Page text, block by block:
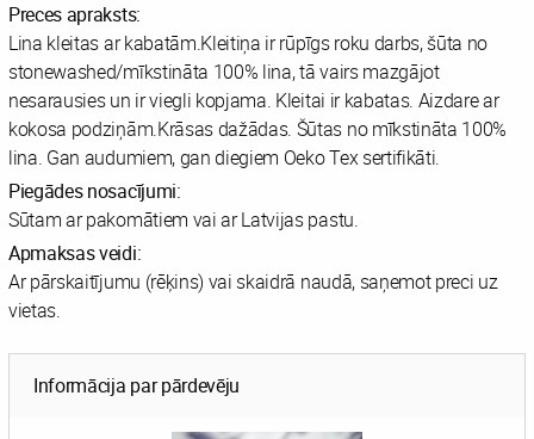
Preces apraksts:
Lina kleitas ar kabatām.Kleitiņa ir rūpīgs roku darbs, šūta no
stonewashed/mīkstināta 100% lina, tā vairs mazgājot
nesarausies un ir viegli kopjama. Kleitai ir kabatas. Aizdare ar
kokosa podziņām.Krāsas dažādas. Šūtas no mīkstināta 100%
lina. Gan audumiem, gan diegiem Oeko Tex sertifikāti.
Piegādes nosacījumi:
Sūtam ar pakomātiem vai ar Latvijas pastu.
Apmaksas veidi:
Ar pārskaitījumu (rēķins) vai skaidrā naudā, saņemot preci uz
vietas.
Informācija par pārdevēju